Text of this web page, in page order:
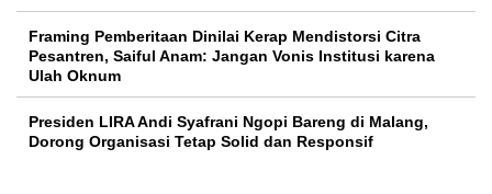
Framing Pemberitaan Dinilai Kerap Mendistorsi Citra
Pesantren, Saiful Anam: Jangan Vonis Institusi karena
Ulah Oknum
Presiden LIRA Andi Syafrani Ngopi Bareng di Malang,
Dorong Organisasi Tetap Solid dan Responsif